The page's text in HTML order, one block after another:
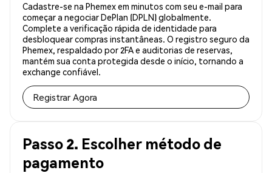
Cadastre-se na Phemex em minutos com seu e-mail para
começar a negociar DePlan (DPLN) globalmente.
Complete a verificação rápida de identidade para
desbloquear compras instantâneas. O registro seguro da
Phemex, respaldado por 2FA e auditorias de reservas,
mantém sua conta protegida desde o início, tornando a
exchange confiável.
Registrar Agora
Passo 2. Escolher método de
pagamento